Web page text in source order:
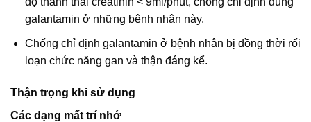
galantamin ở những bệnh nhân này.
Chống chỉ định galantamin ở bệnh nhân bị đồng thời rối
loạn chức năng gan và thận đáng kể.
Thận trọng khi sử dụng
Các dạng mất trí nhớ